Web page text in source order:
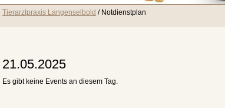
Tierarztpraxis Langenselbold Notdienstplan
21.05.2025
Es gibt keine Events an diesem Tag.